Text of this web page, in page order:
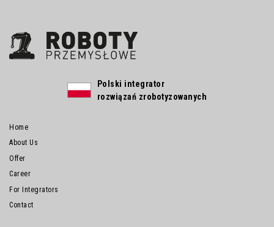
Polski integrator
rozwiązań zrobotyzowanych
Home
About Us
Offer
Career
For Integrators
Contact